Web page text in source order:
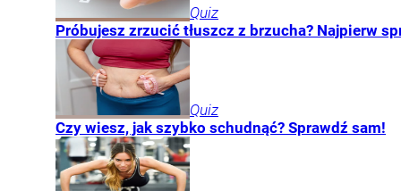
Quiz
Próbujesz zrzucić tłuszcz z brzucha? Najpierw
Quiz
Czy wiesz, jak szybko schudnąć? Sprawdź sam!